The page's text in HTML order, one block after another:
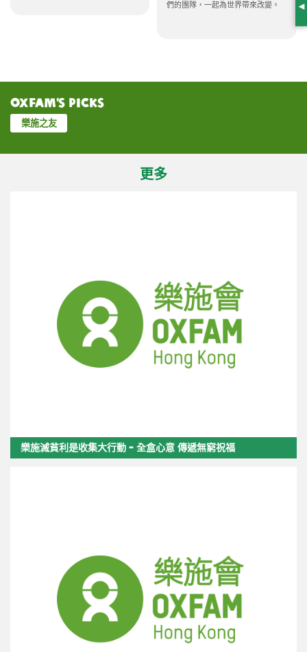
們的團隊，一起為世界帶來改變。
Oxfam’s Picks
樂施之友
更多
樂施滅貧利是收集大行動 - 全盒心意 傳遞無窮祝福